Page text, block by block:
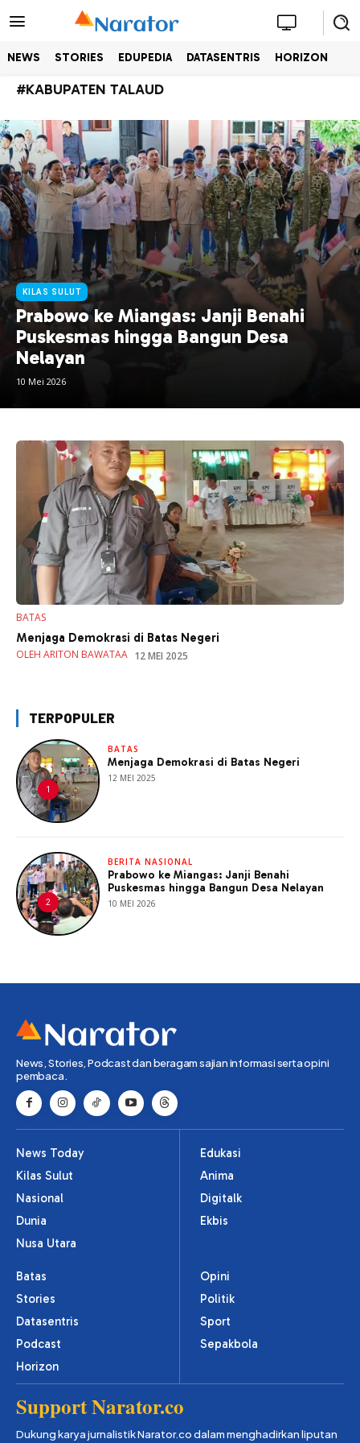
NEWS STORIES EDUPEDIA DATASENTRIS HORIZON
#KABUPATEN TALAUD
KILAS SULUT
Prabowo ke Miangas: Janji Benahi
Puskesmas hingga Bangun Desa
Nelayan
10 Mei 2026
BATAS
Menjaga Demokrasi di Batas Negeri
OLEH ARITON BAWATAA 12 MEI 2025
TERPOPULER
BATAS
Menjaga Demokrasi di Batas Negeri
12 MEI 2025
BERITA NASIONAL
Prabowo ke Miangas: Janji Benahi
Puskesmas hingga Bangun Desa Nelayan
10 MEI 2026
News, Stories, Podcast dan beragam sajian informasi serta opini
pembaca.
News Today
Kilas Sulut
Nasional
Dunia
Nusa Utara
Edukasi
Anima
Digitalk
Ekbis
Batas
Stories
Datasentris
Podcast
Horizon
Opini
Politik
Sport
Sepakbola
Support Narator.co
Dukung karya jurnalistik Narator.co dalam menghadirkan liputan